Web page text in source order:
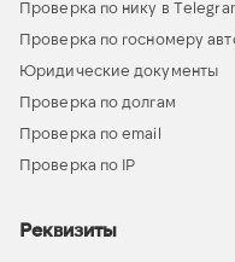
Проверка по нику в
Проверка по госномеру
Юридические документы
Проверка по долгам
Проверка по email
Проверка по IP
Реквизиты